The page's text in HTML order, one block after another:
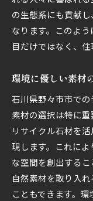
の生態系にも貢献
なります。このよ
目だけではなく、
環境に優しい素材
石川県野々市市で
素材の選択は特に
リサイクル石材を
現します。これに
な空間を創出する
自然素材を取り入
こともできます。